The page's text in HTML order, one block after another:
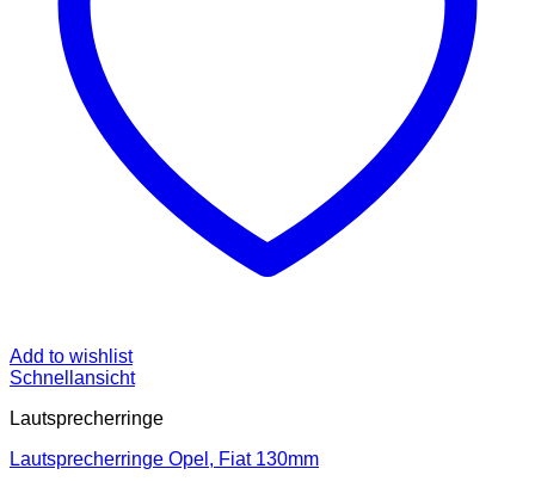
Add to wishlist
Schnellansicht
Lautsprecherringe
Lautsprecherringe Opel, Fiat 130mm